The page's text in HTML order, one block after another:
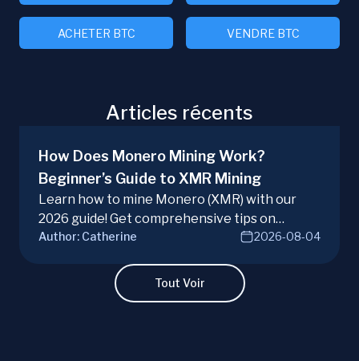
ACHETER BTC VENDRE BTC
Articles récents
How Does Monero Mining Work?
Beginner’s Guide to XMR Mining
Learn how to mine Monero (XMR) with our
2026 guide! Get comprehensive tips on
hardware, software, and techniques for
Author: Catherine 2026-08-04
Tout Voir